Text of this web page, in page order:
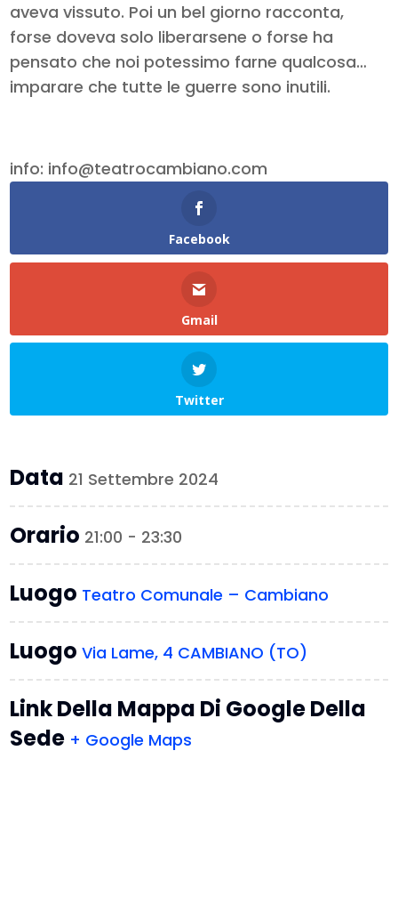
aveva vissuto. Poi un bel giorno racconta,
forse doveva solo liberarsene o forse ha
pensato che noi potessimo farne qualcosa…
imparare che tutte le guerre sono inutili.
info: info@teatrocambiano.com
Facebook
Gmail
Twitter
Data 21 Settembre 2024
Orario 21:00 - 23:30
Luogo Teatro Comunale – Cambiano
LuogoVia Lame, 4 CAMBIANO (TO)
Link Della Mappa Di Google Della
Sede + Google Maps